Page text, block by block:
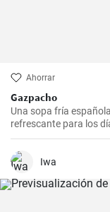
Ahorrar
Gazpacho
Una sopa fría
refrescante para los
de baguette
Iwa